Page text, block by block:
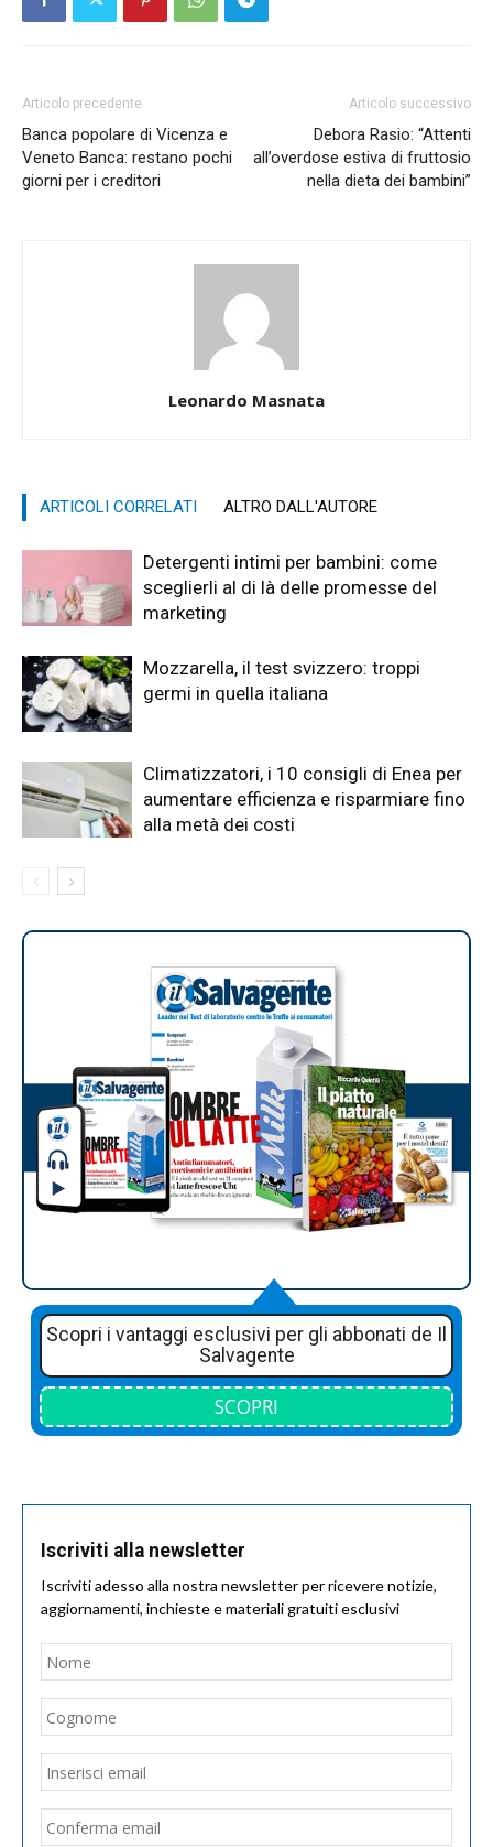
Articolo precedente
Banca popolare di Vicenza e
Veneto Banca: restano pochi
giorni per i creditori
Articolo successivo
Debora Rasio: “Attenti
all’overdose estiva di fruttosio
nella dieta dei bambini”
Leonardo Masnata
ARTICOLI CORRELATI ALTRO DALL'AUTORE
Detergenti intimi per bambini: come
sceglierli al di là delle promesse del
marketing
Mozzarella, il test svizzero: troppi
germi in quella italiana
Climatizzatori, i 10 consigli di Enea per
aumentare efficienza e risparmiare fino
alla metà dei costi
Scopri i vantaggi esclusivi per gli abbonati de Il
Salvagente
SCOPRI
Iscriviti alla newsletter
Iscriviti adesso alla nostra newsletter per ricevere notizie,
aggiornamenti, inchieste e materiali gratuiti esclusivi
Nome
Email